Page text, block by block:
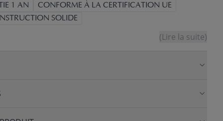
1 AN
CONFORME À LA CERTIFICATION UE
SOLIDE
(Lire la suite)